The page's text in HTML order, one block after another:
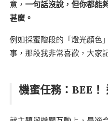
意， 一句話沒說，但你都能
甚麼。
例如採蜜階段的「燈光顏色
事，那段我非常喜歡，大家
機蜜任務：BEE！